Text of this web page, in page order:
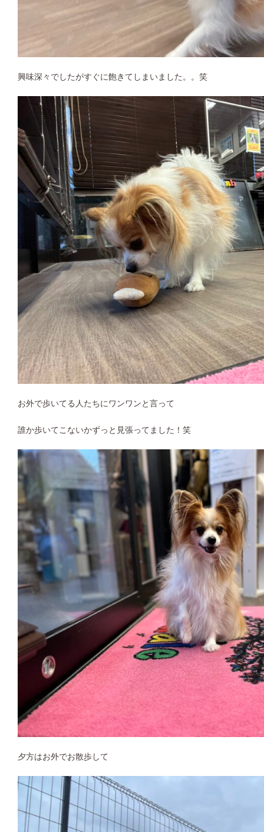
興味深々でしたがすぐに飽きてしまいました。。笑
お外で歩いてる人たちにワンワンと言って
誰か歩いてこないかずっと見張ってました！笑
夕方はお外でお散歩して